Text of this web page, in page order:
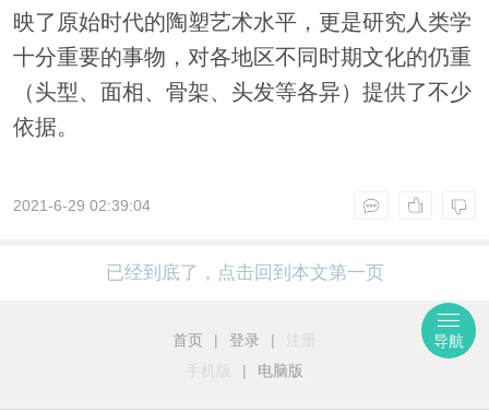
映了原始时代的陶塑艺术水平，更是研究人类学
十分重要的事物，对各地区不同时期文化的仍重
（头型、面相、骨架、头发等各异）提供了不少
依据。
2021-6-29 02:39:04
已经到底了，点击回到本文第一页
首页 | 登录 |
手机版
| 电脑版
导航